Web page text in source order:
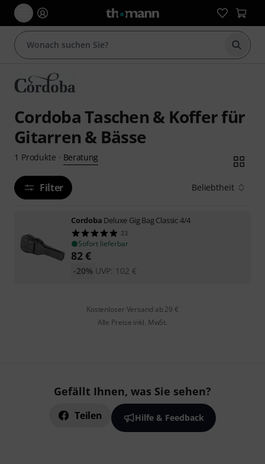
Suche
Cordoba Taschen & Koffer für
Gitarren & Bässe
1 Produkte · Beratung
Filter Beliebtheit
Cordoba Deluxe Gig Bag Classic 4/4
23
Sofort lieferbar
82€
UVP: 102 €
-20%
Kostenloser Versand ab 29 €
Alle Preise inkl. MwSt.
Gefällt Ihnen, was Sie sehen?
Teilen Hilfe & Feedback